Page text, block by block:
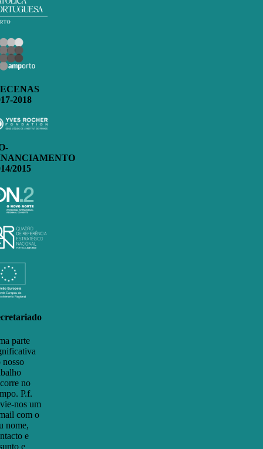
2018
2015
parte
nosso
no
P.f.
nos um
com o
nome,
e
e